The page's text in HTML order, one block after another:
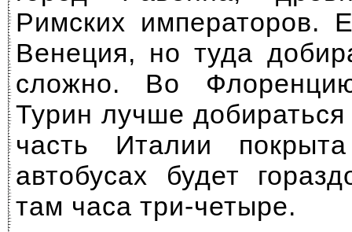
Римских
Венеция, но туда
сложно. Во
Турин лучше
часть Италии
автобусах будет
там часа три-четыре.